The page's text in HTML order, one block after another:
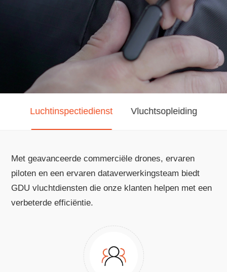
Luchtinspectiedienst Vluchtsopleiding
Met geavanceerde commerciële drones, ervaren
piloten en een ervaren dataverwerkingsteam biedt
GDU vluchtdiensten die onze klanten helpen met een
verbeterde efficiëntie.